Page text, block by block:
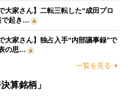
大家さん】二転三転した“成田プロ
で起き…
大家さん】独占入手“内部議事録”で
の思…
一覧を見る
算銘柄」